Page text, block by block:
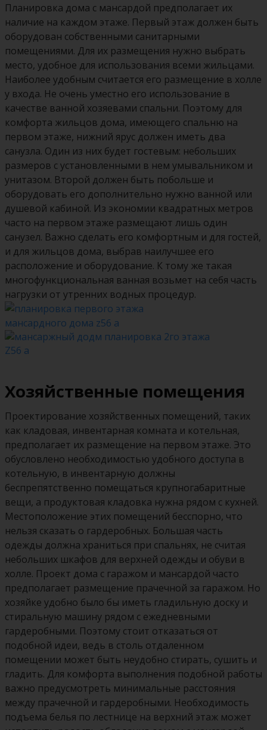
Планировка дома с мансардой предполагает их
наличие на каждом этаже. Первый этаж должен быть
оборудован собственными санитарными
помещениями. Для их размещения нужно выбрать
место, удобное для использования всеми жильцами.
Наиболее удобным считается его размещение в холле
у входа. Не очень уместно его использование в
качестве ванной хозяевами спальни. Поэтому для
комфорта жильцов дома, имеющего спальню на
первом этаже, нижний ярус должен иметь два
санузла. Один из них будет гостевым: небольших
размеров с установленными в нем умывальником и
унитазом. Второй должен быть побольше и
оборудовать его дополнительно нужно ванной или
душевой кабиной. Из экономии квадратных метров
часто на первом этаже размещают лишь один
санузел. Важно сделать его комфортным и для гостей,
и для жильцов дома, выбрав наилучшее его
расположение и оборудование. К тому же такая
многофункциональная ванная возьмет на себя часть
нагрузки от утренних водных процедур.
Хозяйственные помещения
Проектирование хозяйственных помещений, таких
как кладовая, инвентарная комната и котельная,
предполагает их размещение на первом этаже. Это
обусловлено необходимостью удобного доступа в
котельную, в инвентарную должны
беспрепятственно помещаться крупногабаритные
вещи, а продуктовая кладовка нужна рядом с кухней.
Местоположение этих помещений бесспорно, что
нельзя сказать о гардеробных. Большая часть
одежды должна храниться при спальнях, не считая
небольших шкафов для верхней одежды и обуви в
холле. Проект дома с гаражом и мансардой часто
предполагает размещение прачечной за гаражом. Но
хозяйке удобно было бы иметь гладильную доску и
стиральную машину рядом с ежедневными
гардеробными. Поэтому стоит отказаться от
подобной идеи, ведь в столь отдаленном
помещении может быть неудобно стирать, сушить и
гладить. Для комфорта выполнения подобной работы
важно предусмотреть минимальные расстояния
между прачечной и гардеробными. Необходимость
подъема белья по лестнице на верхний этаж может